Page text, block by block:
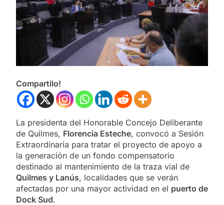
Compartilo!
La presidenta del Honorable Concejo Deliberante
de Quilmes, Florencia Esteche, convocó a Sesión
Extraordinaria para tratar el proyecto de apoyo a
la generación de un fondo compensatorio
destinado al mantenimiento de la traza vial de
Quilmes y Lanús, localidades que se verán
afectadas por una mayor actividad en el puerto de
Dock Sud.